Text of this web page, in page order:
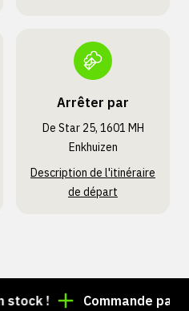
Arrêter par
De Star 25, 1601 MH
Enkhuizen
Description de l'itinéraire
de départ
!
Commande passée